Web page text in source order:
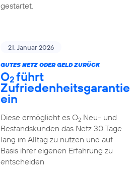
gestartet.
21. Januar 2026
GUTES NETZ ODER GELD ZURÜCK
O2führt
Zufriedenheitsgarantie
ein
Diese ermöglicht es O2Neu- und
Bestandskunden das Netz 30 Tage
lang im Alltag zu nutzen und auf
Basis ihrer eigenen Erfahrung zu
entscheiden